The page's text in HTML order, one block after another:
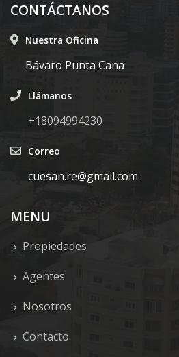
CONTÁCTANOS
Nuestra Oficina
Bávaro Punta Cana
Llámanos
+18094994230
Correo
cuesan.re@gmail.com
MENU
Propiedades
Agentes
Nosotros
Contacto